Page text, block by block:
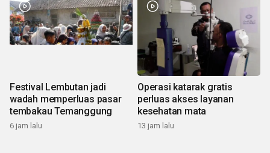
Festival Lembutan jadi
wadah memperluas pasar
tembakau Temanggung
6 jam lalu
Operasi katarak gratis
perluas akses layanan
kesehatan mata
13 jam lalu